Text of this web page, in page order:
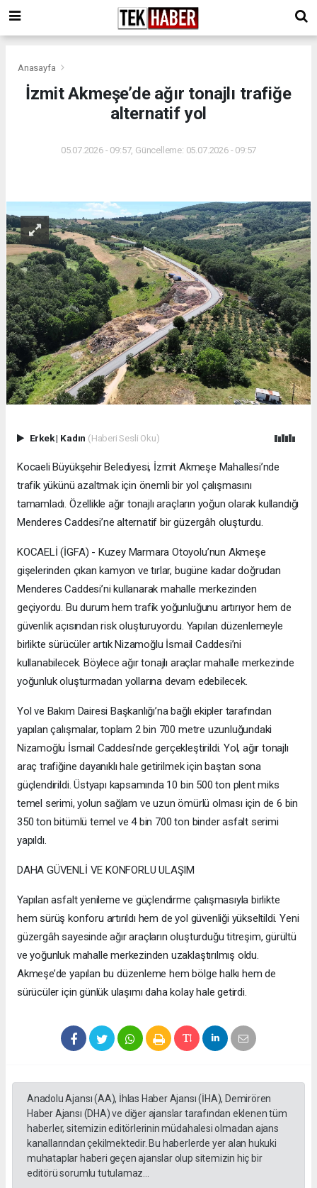
Anasayfa
İzmit Akmeşe’de ağır tonajlı trafiğe
alternatif yol
05.07.2026 - 09:57, Güncelleme: 05.07.2026 - 09:57
Erkek| Kadın (Haberi Sesli Oku)
Kocaeli Büyükşehir Belediyesi, İzmit Akmeşe Mahallesi’nde
trafik yükünü azaltmak için önemli bir yol çalışmasını
tamamladı. Özellikle ağır tonajlı araçların yoğun olarak kullandığı
Menderes Caddesi’ne alternatif bir güzergâh oluşturdu.
KOCAELİ (İGFA) - Kuzey Marmara Otoyolu’nun Akmeşe
gişelerinden çıkan kamyon ve tırlar, bugüne kadar doğrudan
Menderes Caddesi’ni kullanarak mahalle merkezinden
geçiyordu. Bu durum hem trafik yoğunluğunu artırıyor hem de
güvenlik açısından risk oluşturuyordu. Yapılan düzenlemeyle
birlikte sürücüler artık Nizamoğlu İsmail Caddesi’ni
kullanabilecek. Böylece ağır tonajlı araçlar mahalle merkezinde
yoğunluk oluşturmadan yollarına devam edebilecek.
Yol ve Bakım Dairesi Başkanlığı’na bağlı ekipler tarafından
yapılan çalışmalar, toplam 2 bin 700 metre uzunluğundaki
Nizamoğlu İsmail Caddesi’nde gerçekleştirildi. Yol, ağır tonajlı
araç trafiğine dayanıklı hale getirilmek için baştan sona
güçlendirildi. Üstyapı kapsamında 10 bin 500 ton plent miks
temel serimi, yolun sağlam ve uzun ömürlü olması için de 6 bin
350 ton bitümlü temel ve 4 bin 700 ton binder asfalt serimi
yapıldı.
DAHA GÜVENLİ VE KONFORLU ULAŞIM
Yapılan asfalt yenileme ve güçlendirme çalışmasıyla birlikte
hem sürüş konforu artırıldı hem de yol güvenliği yükseltildi. Yeni
güzergâh sayesinde ağır araçların oluşturduğu titreşim, gürültü
ve yoğunluk mahalle merkezinden uzaklaştırılmış oldu.
Akmeşe’de yapılan bu düzenleme hem bölge halkı hem de
sürücüler için günlük ulaşımı daha kolay hale getirdi.
Anadolu Ajansı (AA), İhlas Haber Ajansı (İHA), Demirören
Haber Ajansı (DHA) ve diğer ajanslar tarafından eklenen tüm
haberler, sitemizin editörlerinin müdahalesi olmadan ajans
kanallarından çekilmektedir. Bu haberlerde yer alan hukuki
muhataplar haberi geçen ajanslar olup sitemizin hiç bir
editörü sorumlu tutulamaz...